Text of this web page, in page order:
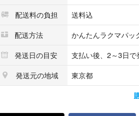
#ニットワンピース
#フェミニンコーデ
配送料の負担
送料込
配送方法
かんたんラクマパッ
発送日の目安
支払い後、2～3日で
発送元の地域
東京都